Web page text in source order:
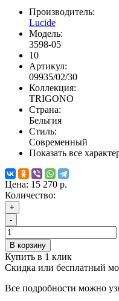
Производитель:
Lucide
Модель:
3598-05
10
Артикул:
09935/02/30
Коллекция:
TRIGONO
Страна:
Бельгия
Стиль:
Современный
Показать все
Цена: 15 270 р.
Количество:
+
-
В корзину
Купить в 1 клик
Скидка или бесплатный
Все подробности можно